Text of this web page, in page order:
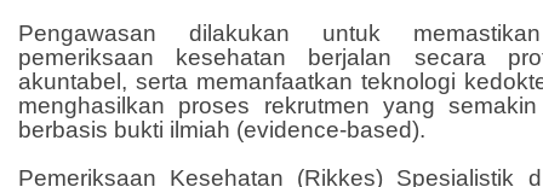
Pengawasan dilakukan untuk
pemeriksaan kesehatan berjalan secara
akuntabel, serta memanfaatkan teknologi
menghasilkan proses rekrutmen yang
berbasis bukti ilmiah (evidence-based).
Pemeriksaan Kesehatan (Rikkes) Spesialistik